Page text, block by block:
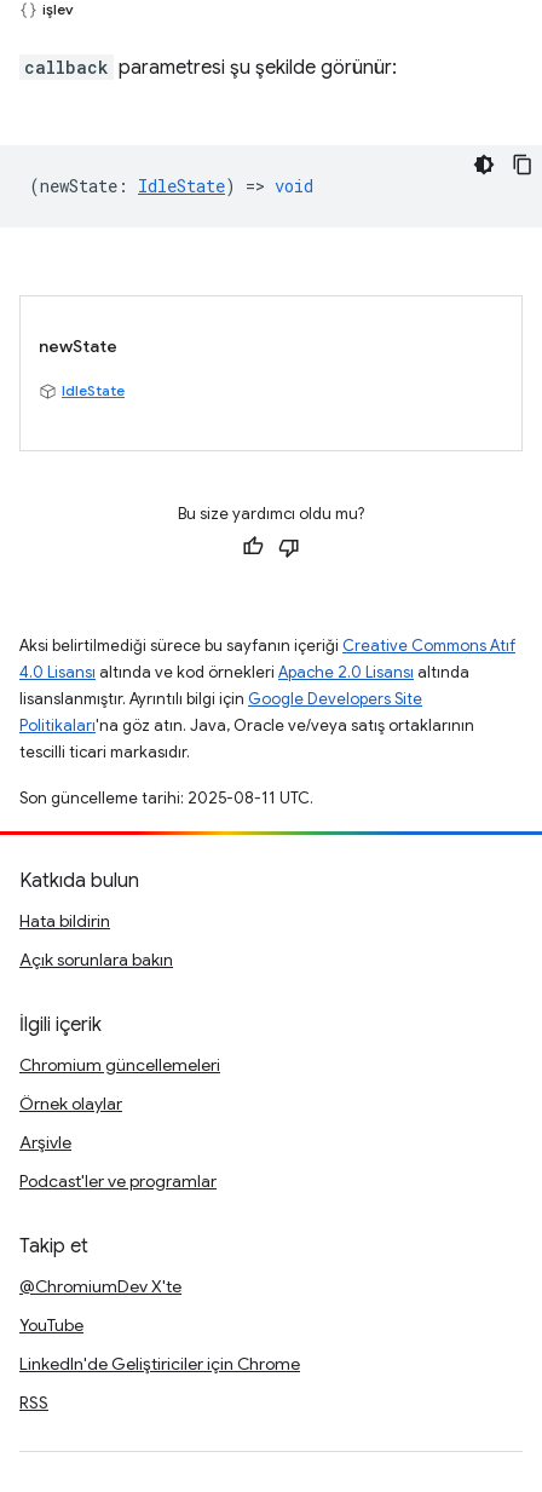
işlev
callback parametresi şu şekilde görünür:
(newState : IdleState) => void
newState
IdleState
Bu size yardımcı oldu mu?
Aksi belirtilmediği sürece bu sayfanın içeriği Creative Commons Atıf
4.0 Lisansı altında ve kod örnekleri Apache 2.0 Lisansı altında
lisanslanmıştır. Ayrıntılı bilgi için Google Developers Site
Politikaları'na göz atın. Java, Oracle ve/veya satış ortaklarının
tescilli ticari markasıdır.
Son güncelleme tarihi: 2025-08-11 UTC.
Katkıda bulun
Hata bildirin
Açık sorunlara bakın
İlgili içerik
Chromium güncellemeleri
Örnek olaylar
Arşivle
Podcast'ler ve programlar
Takip et
@ChromiumDev X'te
YouTube
LinkedIn'de Geliştiriciler için Chrome
RSS